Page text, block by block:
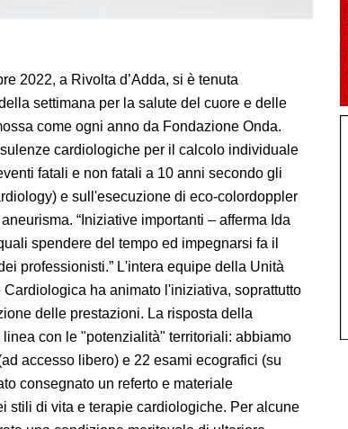
2022, a Rivolta d’Adda, si è tenuta
settimana per la salute del cuore e delle
come ogni anno da Fondazione Onda.
cardiologiche per il calcolo individuale
fatali e non fatali a 10 anni secondo gli
e sull'esecuzione di eco-colordoppler
“Iniziative importanti – afferma Ida
spendere del tempo ed impegnarsi fa il
professionisti.” L'intera equipe della Unità
ha animato l'iniziativa, soprattutto
delle prestazioni. La risposta della
con le "potenzialità" territoriali: abbiamo
accesso libero) e 22 esami ecografici (su
consegnato un referto e materiale
stili di vita e terapie cardiologiche. Per alcune